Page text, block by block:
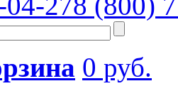
0 руб.